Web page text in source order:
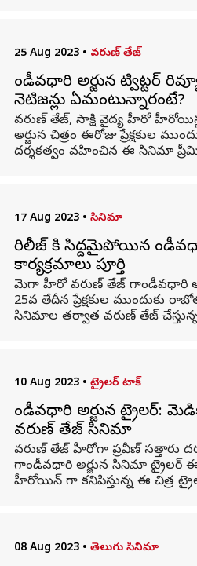
25 Aug 2023 • వరుణ్ తేజ్
గాండీవధారి అర్జున ట్విట్టర్
నెటిజన్లు ఏమంటున్నారంటే?
వరుణ్ తేజ్, సాక్షి వైద్య హీరో
అర్జున చిత్రం ఈరోజు ప్రేక్షకుల
దర్శకత్వం వహించిన ఈ సినిమా
17 Aug 2023 • సినిమా
రిలీజ్ కి సిద్దమైపోయిన
కార్యక్రమాలు పూర్తి
మెగా హీరో వరుణ్ తేజ్ గాండీవధారి
25వ తేదీన ప్రేక్షకుల ముందుకు
సినిమాల తర్వాత వరుణ్ తేజ్
10 Aug 2023 • ట్రైలర్ టాక్
గాండీవధారి అర్జున ట్రైలర్:
వరుణ్ తేజ్ సినిమా
వరుణ్ తేజ్ హీరోగా ప్రవీణ్ సత్తారు
గాండీవధారి అర్జున సినిమా ట్రైలర్
హీరోయిన్ గా కనిపిస్తున్న ఈ చిత్ర
08 Aug 2023 • తెలుగు సినిమా